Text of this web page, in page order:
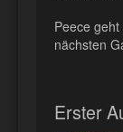
Peece
nächsten
Erster